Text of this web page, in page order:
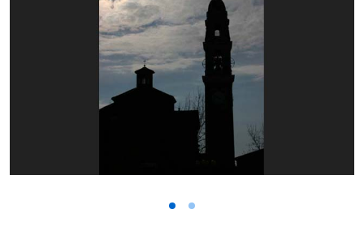
Vai alla slide 1
Vai alla slide 2